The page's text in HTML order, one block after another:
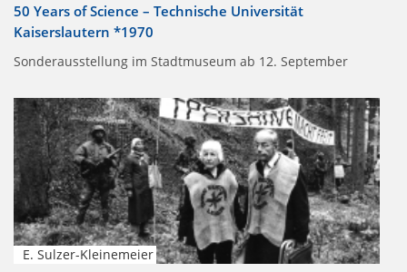
50 Years of Science – Technische Universität
Kaiserslautern *1970
Sonderausstellung im Stadtmuseum ab 12. September
E. Sulzer-Kleinemeier